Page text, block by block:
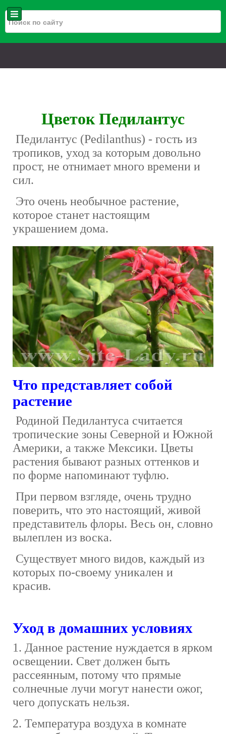
Цветок Педилантус
Педилантус (Pedilanthus) - гость из
тропиков, уход за которым довольно
прост, не отнимает много времени и
сил.
Это очень необычное растение,
которое станет настоящим
украшением дома.
Что представляет собой
растение
Родиной Педилантуса считается
тропические зоны Северной и Южной
Америки, а также Мексики. Цветы
растения бывают разных оттенков и
по форме напоминают туфлю.
При первом взгляде, очень трудно
поверить, что это настоящий, живой
представитель флоры. Весь он, словно
вылеплен из воска.
Существует много видов, каждый из
которых по-своему уникален и
красив.
Уход в домашних условиях
1. Данное растение нуждается в ярком
освещении. Свет должен быть
рассеянным, потому что прямые
солнечные лучи могут нанести ожог,
чего допускать нельзя.
2. Температура воздуха в комнате